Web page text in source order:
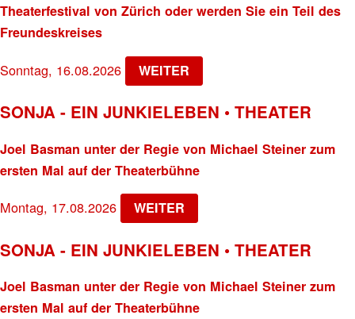
Theaterfestival von Zürich oder werden Sie ein Teil des
Freundeskreises
Sonntag, 16.08.2026 WEITER
SONJA - EIN JUNKIELEBEN • THEATER
Joel Basman unter der Regie von Michael Steiner zum
ersten Mal auf der Theaterbühne
Montag, 17.08.2026 WEITER
SONJA - EIN JUNKIELEBEN • THEATER
Joel Basman unter der Regie von Michael Steiner zum
ersten Mal auf der Theaterbühne